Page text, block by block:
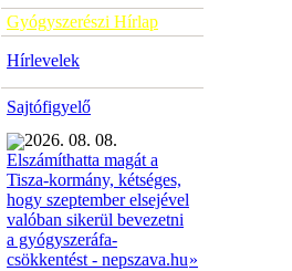
Gyógyszerészi Hírlap
Hírlevelek
Sajtófigyelő
2026. 08. 08.
Elszámíthatta magát a
Tisza-kormány, kétséges,
hogy szeptember elsejével
valóban sikerül bevezetni
a gyógyszeráfa-
csökkentést - nepszava.hu»